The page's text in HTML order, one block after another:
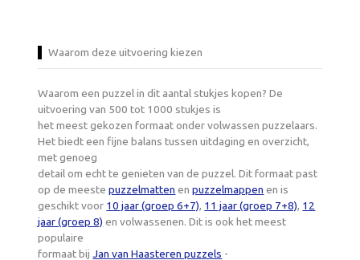
Waarom deze uitvoering kiezen
Waarom een puzzel in dit aantal stukjes kopen? De
uitvoering van 500 tot 1000 stukjes is
het meest gekozen formaat onder volwassen puzzelaars.
Het biedt een fijne balans tussen uitdaging en overzicht,
met genoeg
detail om echt te genieten van de puzzel. Dit formaat past
op de meestepuzzelmatten enpuzzelmappen en is
geschikt voor 10 jaar (groep 6+7), 11 jaar (groep 7+8), 12
jaar (groep 8) en volwassenen. Dit is ook het meest
populaire
formaat bijJan van Haasteren puzzels -